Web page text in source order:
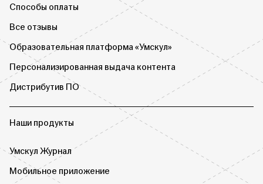
Способы оплаты
Все отзывы
Образовательная платформа «Умскул»
Персонализированная выдача контента
Дистрибутив ПО
Наши продукты
Умскул Журнал
Мобильное приложение